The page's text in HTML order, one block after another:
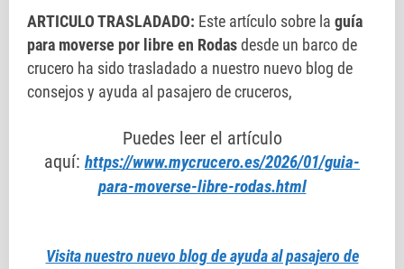
ARTICULO TRASLADADO: Este artículo sobre la guía
para moverse por libre en Rodasdesde un barco de
crucero ha sido trasladado a nuestro nuevo blog de
consejos y ayuda al pasajero de cruceros,
Puedes leer el artículo
aquí: https://www.mycrucero.es/2026/01/guia-
para-moverse-libre-rodas.html
Visita nuestro nuevo blog de ayuda al pasajero de